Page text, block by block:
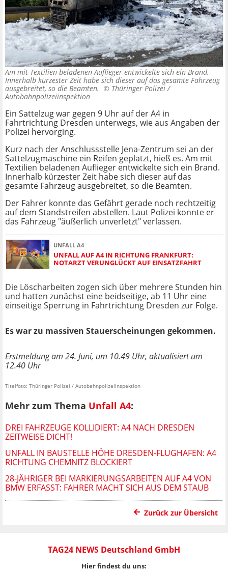
Am mit Textilien beladenen Auflieger entwickelte sich ein Brand.
Innerhalb kürzester Zeit habe sich dieser auf das gesamte Fahrzeug
ausgebreitet, so die Beamten. © Thüringer Polizei /
Autobahnpolizeiinspektion
Ein Sattelzug war gegen 9 Uhr auf der A4 in
Fahrtrichtung Dresden unterwegs, wie aus Angaben der
Polizei hervorging.
Kurz nach der Anschlussstelle Jena-Zentrum sei an der
Sattelzugmaschine ein Reifen geplatzt, hieß es. Am mit
Textilien beladenen Auflieger entwickelte sich ein Brand.
Innerhalb kürzester Zeit habe sich dieser auf das
gesamte Fahrzeug ausgebreitet, so die Beamten.
Der Fahrer konnte das Gefährt gerade noch rechtzeitig
auf dem Standstreifen abstellen. Laut Polizei konnte er
das Fahrzeug "äußerlich unverletzt" verlassen.
UNFALL A4
UNFALL AUF A4 IN RICHTUNG FRANKFURT:
NOTARZT VERUNGLÜCKT AUF EINSATZFAHRT
Die Löscharbeiten zogen sich über mehrere Stunden hin
und hatten zunächst eine beidseitige, ab 11 Uhr eine
einseitige Sperrung in Fahrtrichtung Dresden zur Folge.
Es war zu massiven Stauerscheinungen gekommen.
Erstmeldung am 24. Juni, um 10.49 Uhr, aktualisiert um
12.40 Uhr
Titelfoto: Thüringer Polizei / Autobahnpolizeiinspektion
Mehr zum Thema Unfall A4:
DREI FAHRZEUGE KOLLIDIERT: A4 NACH DRESDEN
ZEITWEISE DICHT!
UNFALL IN BAUSTELLE HÖHE DRESDEN-FLUGHAFEN: A4
RICHTUNG CHEMNITZ BLOCKIERT
28-JÄHRIGER BEI MARKIERUNGSARBEITEN AUF A4 VON
BMW ERFASST: FAHRER MACHT SICH AUS DEM STAUB
Zurück zur Übersicht
TAG24 NEWS Deutschland GmbH
Hier findest du uns: